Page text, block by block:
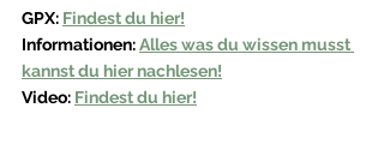
GPX: Findest du hier!
Informationen: Alles was du wissen musst
kannst du hier nachlesen!
Video: Findest du hier!